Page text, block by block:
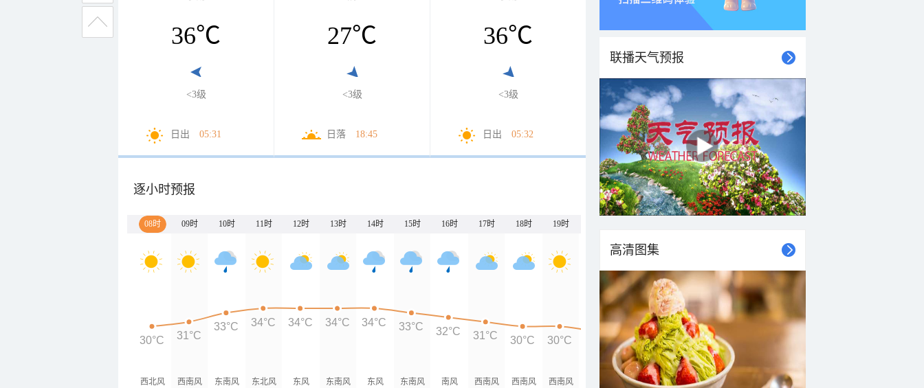
36℃
<3级
日出 05:31
27℃
<3级
日落 18:45
36℃
<3级
日出 05:32
逐小时预报
08时 09时 10时 11时 12时 13时 14时 15时 16时 17时 18时 19时
西北风 西南风 东南风 东北风 东风 东南风 东风 东南风 南风 西南风 西南风 西南风 西南风 西南风 西风 西风
30°C 31°C
33°C 34°C 34°C 34°C 34°C 33°C 32°C 31°C 30°C 30°C 29°C 29°C 29°C 28°C 28°C
联播天气预报
高清图集